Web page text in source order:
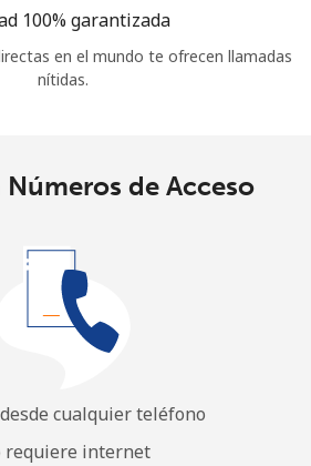
100% garantizada
en el mundo te ofrecen llamadas
nítidas.
de Acceso
cualquier teléfono
requiere internet